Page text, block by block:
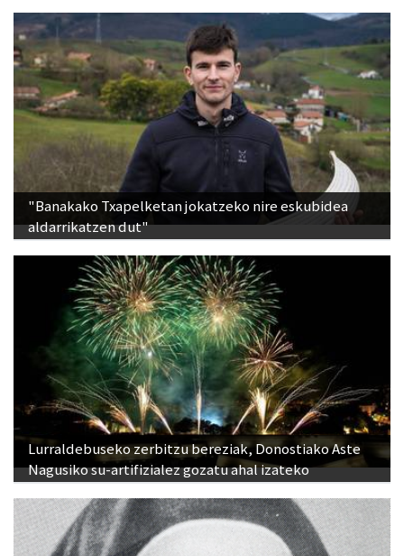
"Banakako Txapelketan jokatzeko nire eskubidea
aldarrikatzen dut"
Lurraldebuseko zerbitzu bereziak, Donostiako Aste
Nagusiko su-artifizialez gozatu ahal izateko